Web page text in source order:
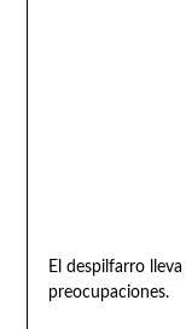
El despilfarro
preocupaciones.